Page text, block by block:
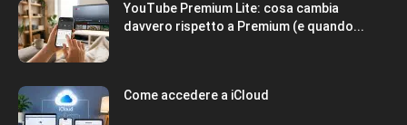
YouTube Premium Lite: cosa cambia
davvero rispetto a Premium (e quando...
Come accedere a iCloud